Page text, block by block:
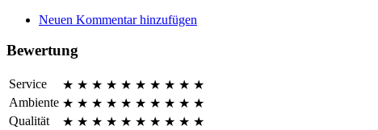
Neuen Kommentar hinzufügen
Bewertung
Service ★ ★ ★ ★ ★ ★ ★ ★ ★ ★
Ambiente ★ ★ ★ ★ ★ ★ ★ ★ ★ ★
Qualität
★ ★ ★ ★ ★ ★ ★ ★ ★ ★